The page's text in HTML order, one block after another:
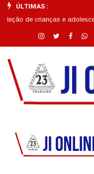
ÚLTIMAS :
crianças e adolescentes |